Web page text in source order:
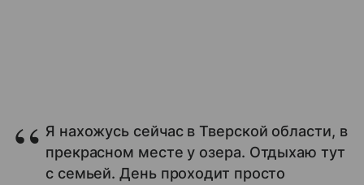
Я нахожусь сейчас в Тверской области, в
прекрасном месте у озера. Отдыхаю тут
с семьей. День проходит просто